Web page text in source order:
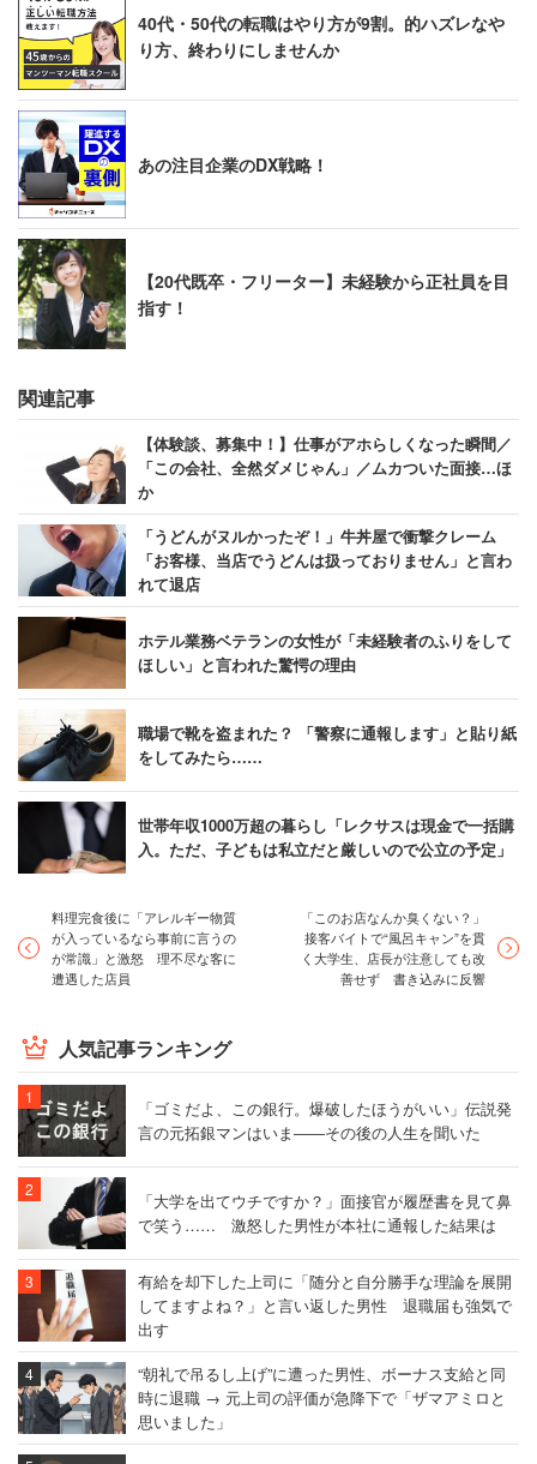
40代・50代の転職はやり方が9割。的ハズレなや
り方、終わりにしませんか
あの注目企業のDX戦略！
【20代既卒・フリーター】未経験から正社員を目
指す！
関連記事
【体験談、募集中！】仕事がアホらしくなった瞬間／
「この会社、全然ダメじゃん」／ムカついた面接…ほ
か
「うどんがヌルかったぞ！」牛丼屋で衝撃クレーム
「お客様、当店でうどんは扱っておりません」と言わ
れて退店
ホテル業務ベテランの女性が「未経験者のふりをして
ほしい」と言われた驚愕の理由
職場で靴を盗まれた？ 「警察に通報します」と貼り紙
をしてみたら……
世帯年収1000万超の暮らし「レクサスは現金で一括購
入。ただ、子どもは私立だと厳しいので公立の予定」
料理完食後に「アレルギー物質
が入っているなら事前に言うの
が常識」と激怒 理不尽な客に
遭遇した店員
「このお店なんか臭くない？」
接客バイトで“風呂キャン”を貫
く大学生、店長が注意しても改
善せず 書き込みに反響
人気記事ランキング
「ゴミだよ、この銀行。爆破したほうがいい」伝説発
言の元拓銀マンはいま――その後の人生を聞いた
「大学を出てウチですか？」面接官が履歴書を見て鼻
で笑う…… 激怒した男性が本社に通報した結果は
有給を却下した上司に「随分と自分勝手な理論を展開
してますよね？」と言い返した男性 退職届も強気で
出す
“朝礼で吊るし上げ”に遭った男性、ボーナス支給と同
時に退職 → 元上司の評価が急降下で「ザマアミロと
思いました」